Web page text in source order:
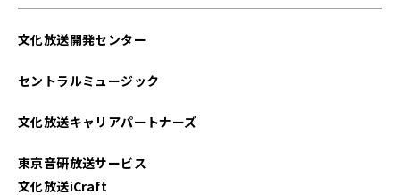
文化放送開発センター
セントラルミュージック
文化放送キャリアパートナーズ
東京音研放送サービス
文化放送iCraft